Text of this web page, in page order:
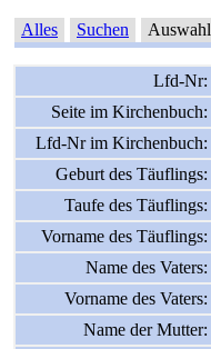
Alles Suchen Auswahl
Lfd-Nr:
Seite im Kirchenbuch:
Lfd-Nr im Kirchenbuch:
Geburt des Täuflings:
Taufe des Täuflings:
Vorname des Täuflings:
Name des Vaters:
Vorname des Vaters:
Name der Mutter: